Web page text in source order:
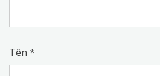
Tên *